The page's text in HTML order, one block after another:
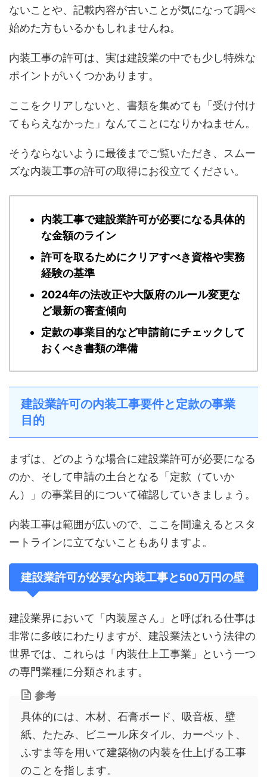
ないことや、記載内容が古いことが気になって調べ
始めた方もいるかもしれませんね。
内装工事の許可は、実は建設業の中でも少し特殊な
ポイントがいくつかあります。
ここをクリアしないと、書類を集めても「受け付け
てもらえなかった」なんてことになりかねません。
そうならないように最後までご覧いただき、スムー
ズな内装工事の許可の取得にお役立てください。
内装工事で建設業許可が必要になる具体的
な金額のライン
許可を取るためにクリアすべき資格や実務
経験の基準
2024年の法改正や大阪府のルール変更な
ど最新の審査傾向
定款の事業目的など申請前にチェックして
おくべき書類の準備
建設業許可の内装工事要件と定款の事業
目的
まずは、どのような場合に建設業許可が必要になる
のか、そして申請の土台となる「定款（ていか
ん）」の事業目的について確認していきましょう。
内装工事は範囲が広いので、ここを間違えるとスタ
ートラインに立てないこともありますよ。
建設業許可が必要な内装工事と500万円の壁
建設業界において「内装屋さん」と呼ばれる仕事は
非常に多岐にわたりますが、建設業法という法律の
世界では、これらは「内装仕上工事業」という一つ
の専門業種に分類されます。
参考
具体的には、木材、石膏ボード、吸音板、壁
紙、たたみ、ビニール床タイル、カーペット、
ふすま等を用いて建築物の内装を仕上げる工事
のことを指します。